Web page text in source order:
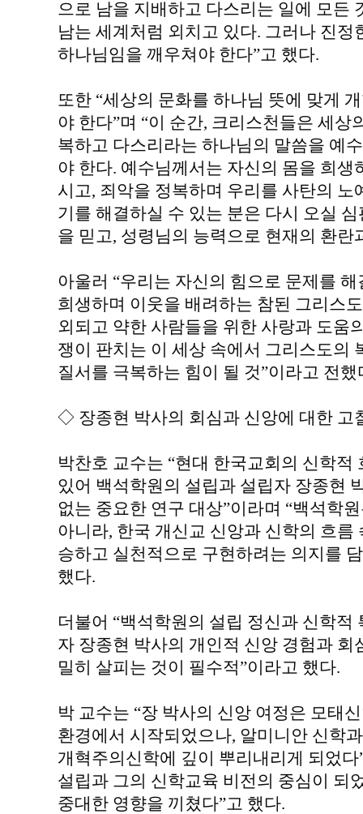
으로 남을 지배하고 다스리는 일에 모든
남는 세계처럼 외치고 있다. 그러나 진
하나님임을 깨우쳐야 한다”고 했다.
또한 “세상의 문화를 하나님 뜻에 맞게
야 한다”며 “이 순간, 크리스천들은 세상
복하고 다스리라는 하나님의 말씀을 예
야 한다. 예수님께서는 자신의 몸을 희
시고, 죄악을 정복하며 우리를 사탄의
기를 해결하실 수 있는 분은 다시 오실
을 믿고, 성령님의 능력으로 현재의 환란
아울러 “우리는 자신의 힘으로 문제를
희생하며 이웃을 배려하는 참된 그리스
외되고 약한 사람들을 위한 사랑과 도움
쟁이 판치는 이 세상 속에서 그리스도의
질서를 극복하는 힘이 될 것”이라고 전했
◇ 장종현 박사의 회심과 신앙에 대한 고
박찬호 교수는 “현대 한국교회의 신학
있어 백석학원의 설립과 설립자 장종현
없는 중요한 연구 대상”이라며 “백석학
아니라, 한국 개신교 신앙과 신학의 흐
승하고 실천적으로 구현하려는 의지를
했다.
더불어 “백석학원의 설립 정신과 신학
자 장종현 박사의 개인적 신앙 경험과
밀히 살피는 것이 필수적”이라고 했다.
박 교수는 “장 박사의 신앙 여정은 모태
환경에서 시작되었으나, 알미니안 신학
개혁주의신학에 깊이 뿌리내리게 되었
설립과 그의 신학교육 비전의 중심이 되
중대한 영향을 끼쳤다”고 했다.